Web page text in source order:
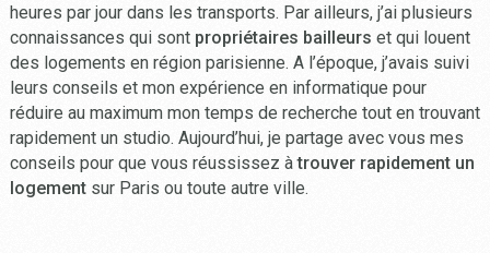
heures par jour dans les transports. Par ailleurs, j’ai plusieurs
connaissances qui sont propriétaires bailleurs et qui louent
des logements en région parisienne. A l’époque, j’avais suivi
leurs conseils et mon expérience en informatique pour
réduire au maximum mon temps de recherche tout en trouvant
rapidement un studio. Aujourd’hui, je partage avec vous mes
conseils pour que vous réussissez àtrouver rapidement un
logementsur Paris ou toute autre ville.